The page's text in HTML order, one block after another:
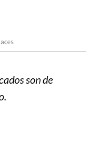
son de